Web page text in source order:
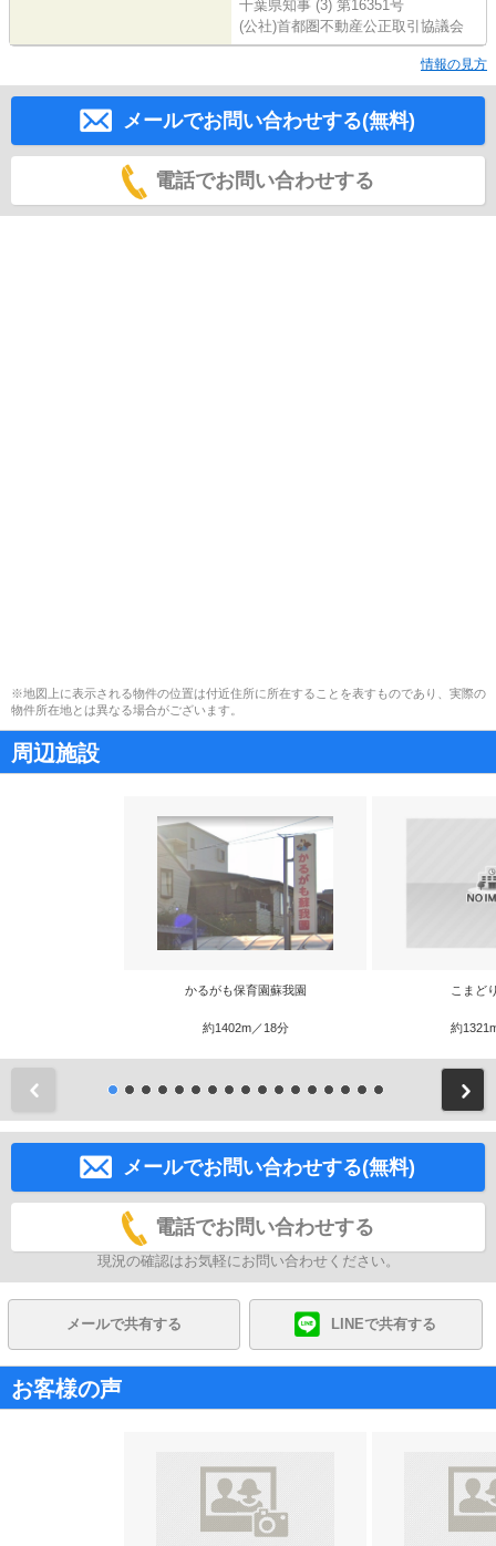
千葉県知事 (3) 第16351号
(公社)首都圏不動産公正取引協議会
情報の見方
メールでお問い合わせする(無料)
電話でお問い合わせする
※地図上に表示される物件の位置は付近住所に所在することを表すものであり、実際の
物件所在地とは異なる場合がございます。
周辺施設
かるがも保育園蘇我園
約1402m／18分
こまど
約
メールでお問い合わせする(無料)
電話でお問い合わせする
現況の確認はお気軽にお問い合わせください。
メールで共有する LINEで共有する
お客様の声